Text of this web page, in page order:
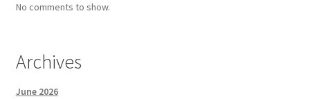
No comments to show.
Archives
June 2026